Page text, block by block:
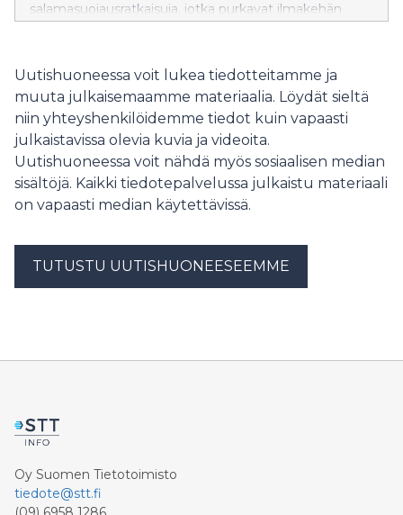
salamasuojausratkaisuja, jotka purkavat ilmakehän
LST Servicen teknologisen osaamisen ja tuo
suojausratkaisut vaativiin toimintaympäristöihin
Suomessa.
Uutishuoneessa voit lukea tiedotteitamme ja
muuta julkaisemaamme materiaalia. Löydät sieltä
niin yhteyshenkilöidemme tiedot kuin vapaasti
julkaistavissa olevia kuvia ja videoita.
Uutishuoneessa voit nähdä myös sosiaalisen median
sisältöjä. Kaikki tiedotepalvelussa julkaistu materiaali
on vapaasti median käytettävissä.
TUTUSTU UUTISHUONEESEEMME
Oy Suomen Tietotoimisto
tiedote@stt.fi